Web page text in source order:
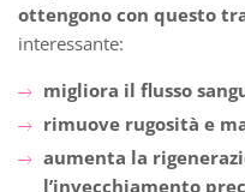
ottengono con questo
interessante:
migliora il flusso
rimuove rugosità e
aumenta la
l’invecchiamento